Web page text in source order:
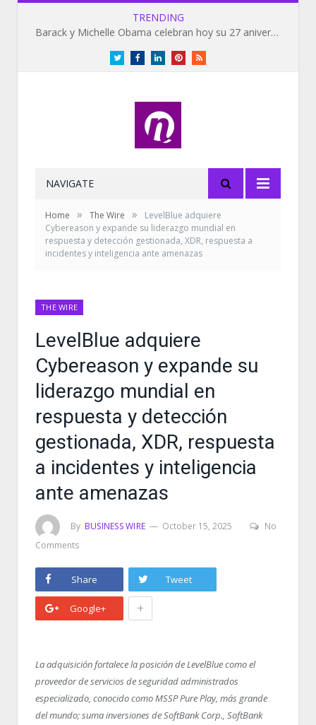
TRENDING
Barack y Michelle Obama celebran hoy su 27 aniversario de bodas
TwitterFacebookLinkedInPinterestRSS
NAVIGATE
Home » The Wire »
LevelBlue adquiere
Cybereason y expande su liderazgo mundial en
respuesta y detección gestionada, XDR, respuesta a
incidentes y inteligencia ante amenazas
THE WIRE
LevelBlue adquiere
Cybereason y expande su
liderazgo mundial en
respuesta y detección
gestionada, XDR, respuesta
a incidentes y inteligencia
ante amenazas
By BUSINESS WIRE October 15, 2025
No
Comments
Share Tweet
Google+ +
La adquisición fortalece la posición de LevelBlue como el
proveedor de servicios de seguridad administrados
especializado, conocido como MSSP Pure Play, más grande
del mundo; suma inversiones de SoftBank Corp., SoftBank